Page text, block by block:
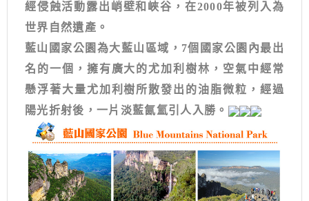
經侵蝕活動露出峭壁和峽谷，在2000年被列入為
世界自然遺產。
藍山國家公園為大藍山區域，7個國家公園內最出
名的一個，擁有廣大的尤加利樹林，空氣中經常
懸浮著大量尤加利樹所散發出的油脂微粒，經過
陽光折射後，一片淡藍氤氳引人入勝。